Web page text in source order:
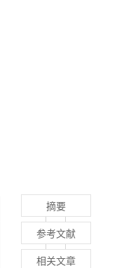
摘要
参考文献
相关文章